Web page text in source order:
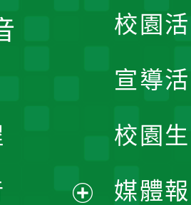
校園
宣導
校園
媒體